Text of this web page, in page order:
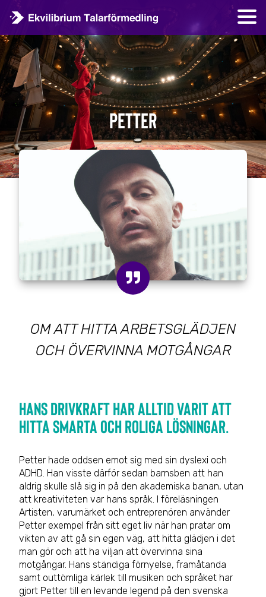
Petter
OM ATT HITTA ARBETSGLÄDJEN
OCH ÖVERVINNA MOTGÅNGAR
Hans drivkraft har alltid varit att
hitta smarta och roliga lösningar.
Petter hade oddsen emot sig med sin dyslexi och
ADHD. Han visste därför sedan barnsben att han
aldrig skulle slå sig in på den akademiska banan, utan
att kreativiteten var hans språk. I föreläsningen
Artisten, varumärket och entreprenören använder
Petter exempel från sitt eget liv när han pratar om
vikten av att gå sin egen väg, att hitta glädjen i det
man gör och att ha viljan att övervinna sina
motgångar. Hans ständiga förnyelse, framåtanda
samt outtömliga kärlek till musiken och språket har
gjort Petter till en levande legend på den svenska